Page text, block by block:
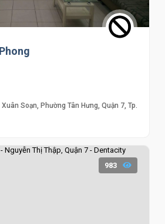
Soạn, Phường Tân Hưng, Quận 7, Tp.
983